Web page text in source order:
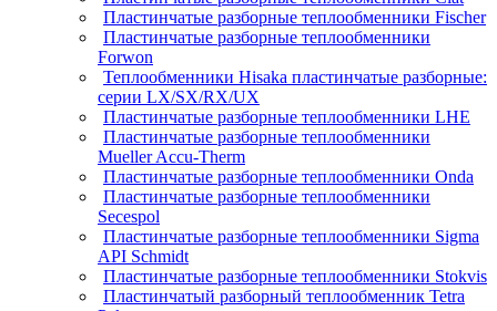
Пластинчатые разборные теплообменники Fischer
Пластинчатые разборные теплообменники
Forwon
Теплообменники Hisaka пластинчатые разборные:
серии LX/SX/RX/UX
Пластинчатые разборные теплообменники LHE
Пластинчатые разборные теплообменники
Mueller Accu-Therm
Пластинчатые разборные теплообменники Onda
Пластинчатые разборные теплообменники
Secespol
Пластинчатые разборные теплообменники Sigma
API Schmidt
Пластинчатые разборные теплообменники Stokvis
Пластинчатый разборный теплообменник Tetra